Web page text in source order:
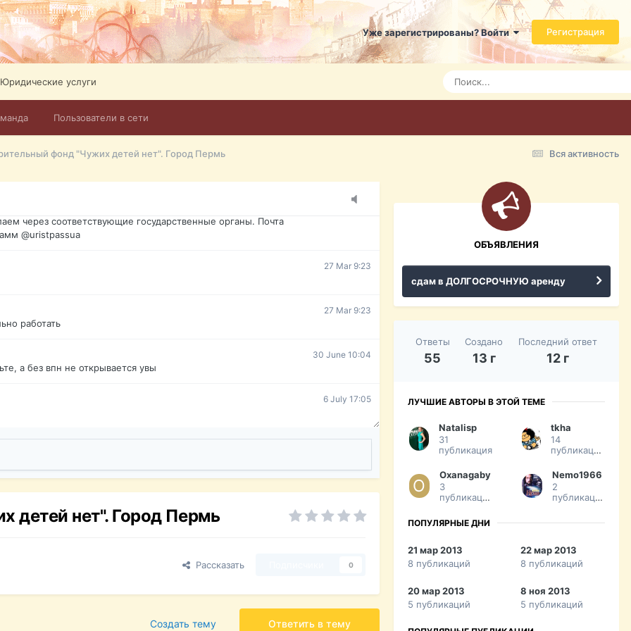
Уже зарегистрированы? Войти Регистрация
Пользователи в сети
Юридические услуги
Вся активность
фонд "Чужих детей нет". Город Пермь
7 Mar 3:21
форума?т из э
в оформлении документов, то мы поможем Вам! Паспорт гражданина
идентификационный код инн, гражданство Украины, вид на жительство,
через соответствующие государственные органы. Почта
@uristpassua
27 Mar 9:23
27 Mar 9:23
работать
30 June 10:04
а без впн не открывается увы
6 July 17:05
детей нет". Город Пермь
Рассказать 0
Ответить в тему
Создать тему
ОБЪЯВЛЕНИЯ
сдам в ДОЛГОСРОЧНУЮ аренду
Ответы
55
Создано
13 г
Последний ответ
12 г
ЛУЧШИЕ АВТОРЫ В ЭТОЙ ТЕМЕ
Natalisp
31
публикация
tkha
14
публикаций
Oxanagaby
3
публикации
Nemo1966
2
публикации
ПОПУЛЯРНЫЕ ДНИ
21 мар 2013
8 публикаций
22 мар 2013
8 публикаций
20 мар 2013
5 публикаций
8 ноя 2013
5 публикаций